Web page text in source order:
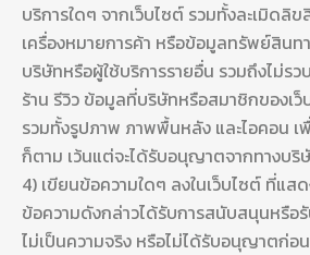
บริการใดๆ จากเว็บไซต์ รวมทั้งละเมิดลิ
เครื่องหมายการค้า หรือข้อมูลทรัพย์สิน
บริษัทหรือผู้ใช้บริการรายอื่น รวมถึงไม่ร
ร้าน รีวิว ข้อมูลที่บริษัทหรือสมาชิกของเ
รวมทั้งรูปภาพ ภาพพื้นหลัง และไอคอน เ
ก็ตาม เว้นแต่จะได้รับอนุญาตจากทางบริ
4) เขียนข้อความใดๆ ลงในเว็บไซต์ ที่แส
ข้อความดังกล่าวได้รับการสนับสนุนหรือ
ไม่เป็นความจริง หรือไม่ได้รับอนุญาตก่อน